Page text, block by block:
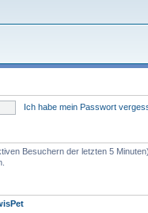
Ich habe mein Passwort
Besuchern der letzten 5 Minuten)